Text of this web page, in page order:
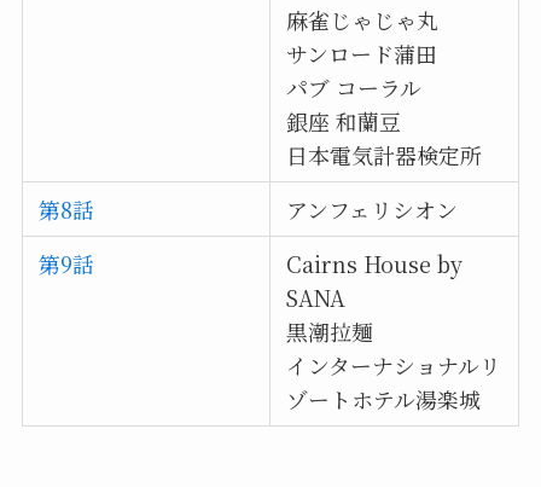
麻雀じゃじゃ丸
サンロード蒲田
パブ コーラル
銀座 和蘭豆
日本電気計器検定所
第8話
アンフェリシオン
第9話
Cairns House by
SANA
黒潮拉麺
インターナショナルリ
ゾートホテル湯楽城